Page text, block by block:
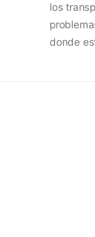
los
donde